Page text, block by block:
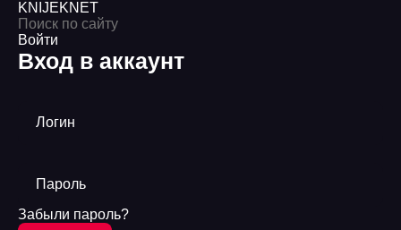
KNIJEKNET
Войти
Вход в аккаунт
Логин
Пароль
Забыли пароль?